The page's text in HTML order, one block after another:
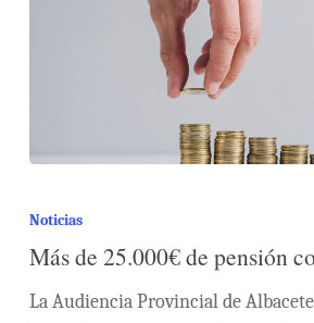
Noticias
Más de 25.000€ de pensión
La Audiencia Provincial de